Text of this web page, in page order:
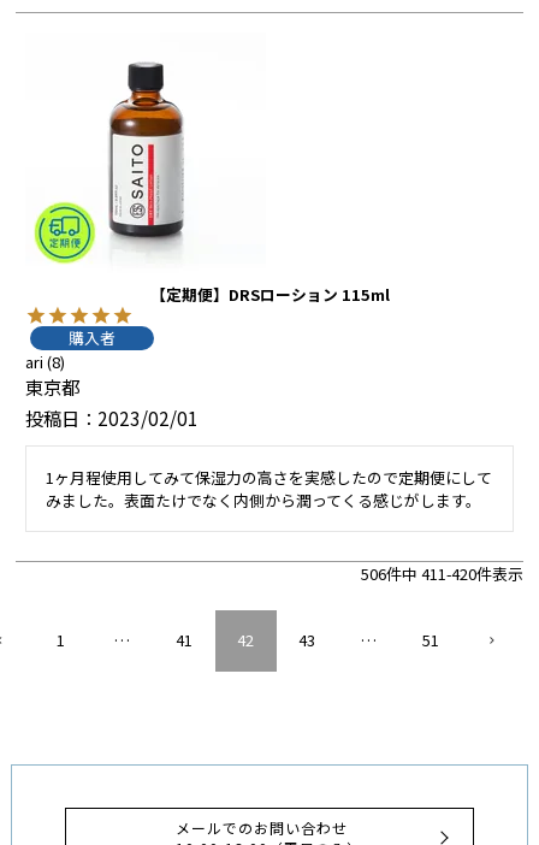
【定期便】DRSローション 115ml
購入者
ari 8
東京都
投稿日
2023/02/01
1ヶ月程使用してみて保湿力の高さを実感したので定期便にして
みました。表面たけでなく内側から潤ってくる感じがします。
506件中 411-420件表示
1 … 41 42 43 … 51
メールでのお問い合わせ